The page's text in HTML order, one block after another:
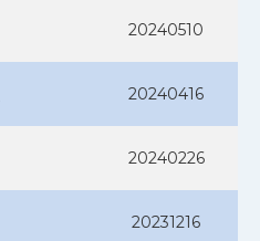
20240510
20240416
20240226
20231216